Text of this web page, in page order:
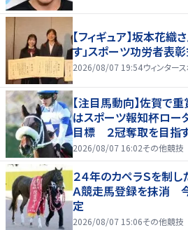
【フィギュア】坂本花織
す」スポーツ功労者表
2026/08/07 19:54ウィンター
【注目馬動向】佐賀で
はスポーツ報知杯ロー
目標 ２冠奪取を目指
2026/08/07 16:02その他競技
２４年のカペラＳを制
Ａ競走馬登録を抹消
定
2026/08/07 15:06その他競技